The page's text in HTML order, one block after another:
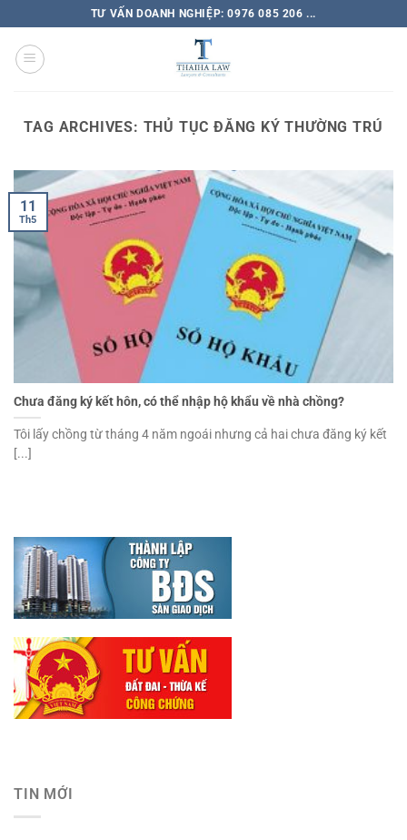
TƯ VẤN DOANH NGHIỆP: 0976 085 206 ...
TAG ARCHIVES: THỦ TỤC ĐĂNG KÝ THƯỜNG TRÚ
Chưa đăng ký kết hôn, có thể nhập hộ khẩu về nhà chồng?
Tôi lấy chồng từ tháng 4 năm ngoái nhưng cả hai chưa đăng ký kết
[...]
11
Th5
TIN MỚI